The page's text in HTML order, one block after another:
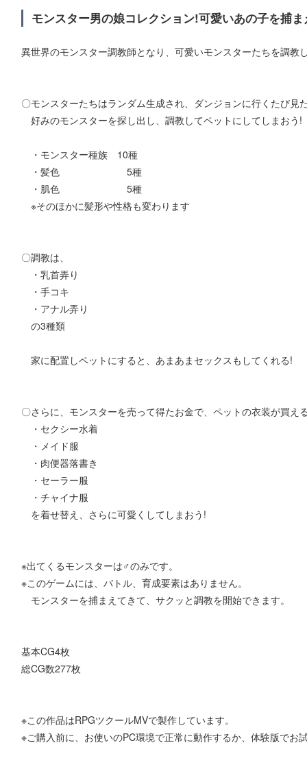
モンスター男の娘コレクション!可愛いあの子を捕
異世界のモンスター調教師となり、可愛いモンスターたちを調教
〇モンスターたちはランダム生成され、ダンジョンに行くたび見
好みのモンスターを探し出し、調教してペットにしてしまおう!
・モンスター種族 10種
・髪色 5種
・肌色 5種
※そのほかに髪形や性格も変わります
〇調教は、
・乳首弄り
・手コキ
・アナル弄り
の3種類
家に配置しペットにすると、あまあまセックスもしてくれる!
〇さらに、モンスターを売って得たお金で、ペットの衣装が買え
・セクシー水着
・メイド服
・肉便器落書き
・セーラー服
・チャイナ服
を着せ替え、さらに可愛くしてしまおう!
※出てくるモンスターは♂のみです。
※このゲームには、バトル、育成要素はありません。
モンスターを捕まえてきて、サクッと調教を開始できます。
基本CG4枚
総CG数277枚
※この作品はRPGツクールMVで製作しています。
※ご購入前に、お使いのPC環境で正常に動作するか、体験版でお